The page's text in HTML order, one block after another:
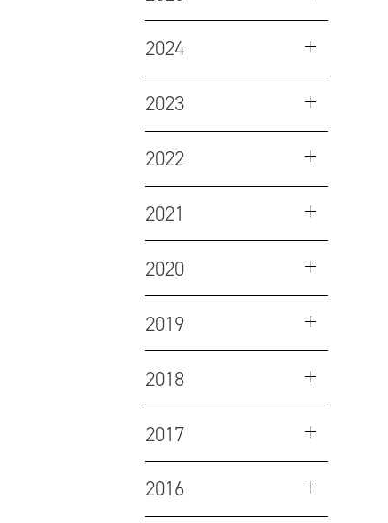
2024
2023
2022
2021
2020
2019
2018
2017
2016